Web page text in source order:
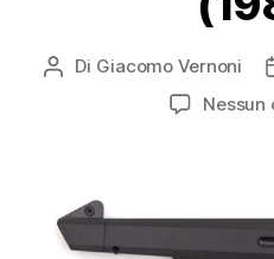
Autore
Di Giacomo Vernoni
Nessun